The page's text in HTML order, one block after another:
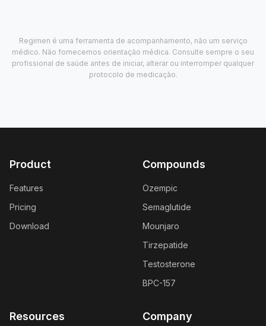
Regimen é uma ferramenta de acompanhamento, não um serviço
médico. Não fornecemos orientação médica. Consulte sempre o seu
profissional de saúde antes de iniciar, alterar ou interromper qualquer
protocolo de medicação.
Product
Features
Pricing
Download
Compounds
Ozempic
Semaglutide
Mounjaro
Tirzepatide
Testosterone
BPC-157
Resources Company